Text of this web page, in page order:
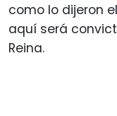
como lo dijeron
aquí será
Reina.